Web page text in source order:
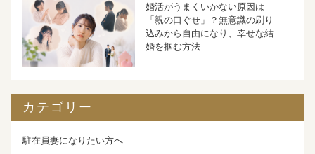
婚活がうまくいかない原因は
「親の口ぐせ」？無意識の刷り
込みから自由になり、幸せな結
婚を掴む方法
カテゴリー
駐在員妻になりたい方へ